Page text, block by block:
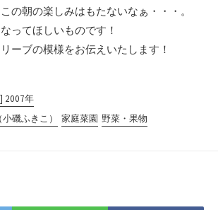
の朝の楽しみはもたないなぁ・・・。
ってほしいものです！
ーブの模様をお伝えいたします！
2007年
磯ふきこ） 家庭菜園 野菜・果物